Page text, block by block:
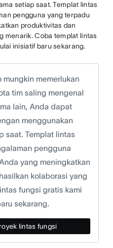
setiap saat. Templat lintas
pengguna yang terpadu
produktivitas dan
menarik. Coba templat lintas
inisiatif baru sekarang.
memerlukan
tim saling mengenal
lain, Anda dapat
menggunakan
saat. Templat lintas
pengguna
yang meningkatkan
kolaborasi yang
fungsi gratis kami
sekarang.
lintas fungsi